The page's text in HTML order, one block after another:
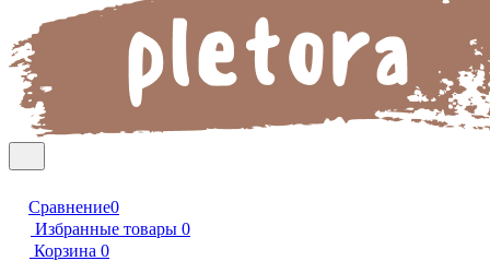
Сравнение0
Избранные товары 0
Корзина 0